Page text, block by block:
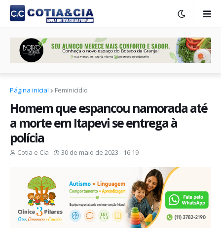
Página inicial Feminicídio
Homem que espancou namorada até
a morte em Itapevi se entrega à
polícia
Cotia e Cia 30 de maio de 2023 - 16:19